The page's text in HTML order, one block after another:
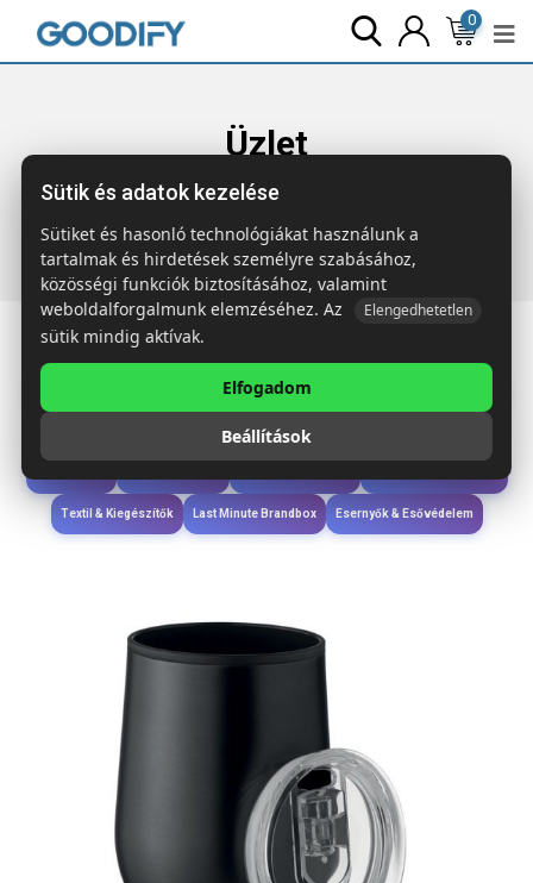
0
Üzlet
Főoldal Termékek Étkezés & Ivás
úti pohár 350 ml
Étkezés & Ivás
Wellness & Ápolás
Textil & Kiegészítők Last Minute Brandbox Esernyők & Esővédelem
Sütik és adatok kezelése
Sütiket és hasonló technológiákat használunk a
tartalmak és hirdetések személyre szabásához,
közösségi funkciók biztosításához, valamint
weboldalforgalmunk elemzéséhez. Az
Elengedhetetlen
sütik mindig aktívak.
Elfogadom
Beállítások